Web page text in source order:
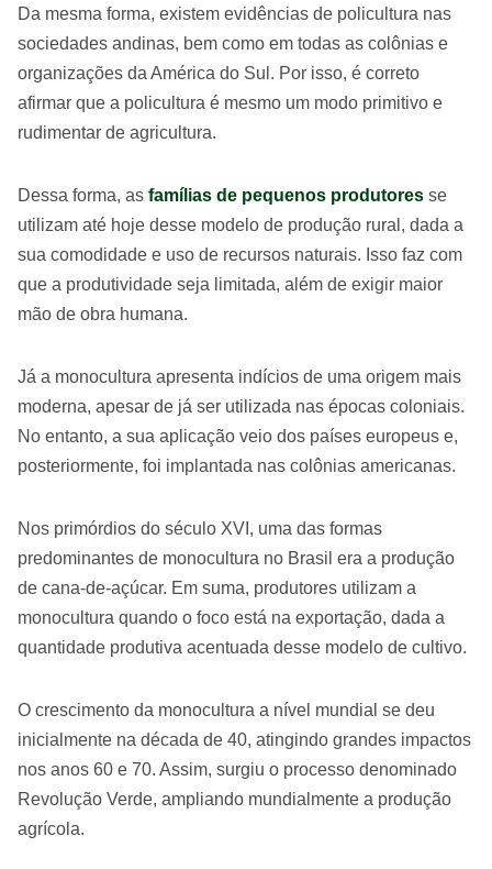
Da mesma forma, existem evidências de policultura nas
sociedades andinas, bem como em todas as colônias e
organizações da América do Sul. Por isso, é correto
afirmar que a policultura é mesmo um modo primitivo e
rudimentar de agricultura.
Dessa forma, as famílias de pequenos produtores se
utilizam até hoje desse modelo de produção rural, dada a
sua comodidade e uso de recursos naturais. Isso faz com
que a produtividade seja limitada, além de exigir maior
mão de obra humana.
Já a monocultura apresenta indícios de uma origem mais
moderna, apesar de já ser utilizada nas épocas coloniais.
No entanto, a sua aplicação veio dos países europeus e,
posteriormente, foi implantada nas colônias americanas.
Nos primórdios do século XVI, uma das formas
predominantes de monocultura no Brasil era a produção
de cana-de-açúcar. Em suma, produtores utilizam a
monocultura quando o foco está na exportação, dada a
quantidade produtiva acentuada desse modelo de cultivo.
O crescimento da monocultura a nível mundial se deu
inicialmente na década de 40, atingindo grandes impactos
nos anos 60 e 70. Assim, surgiu o processo denominado
Revolução Verde, ampliando mundialmente a produção
agrícola.